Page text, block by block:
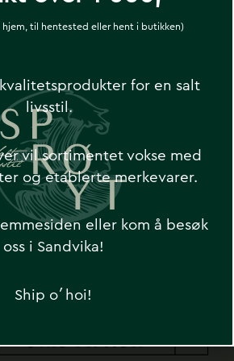
Sprøyt
SEND
hjem, til hentested eller hent i butikken)
for en salt
livsstil.
vil sortimentet vokse med
og etablerte merkevarer.
eller kom å besøk
oss i Sandvika!
Ship o´hoi!